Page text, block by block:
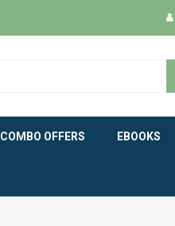
COMBO OFFERS EBOOKS